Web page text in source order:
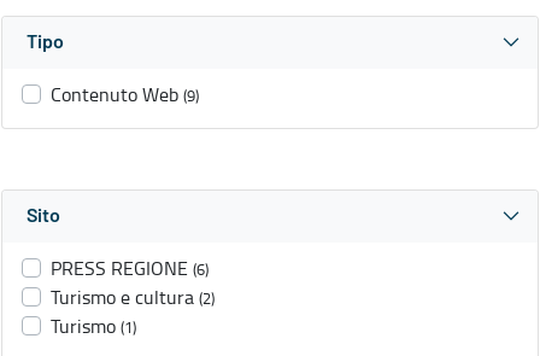
Tipo
Contenuto Web (9)
Sito
PRESS REGIONE (6)
Turismo e cultura (2)
Turismo (1)